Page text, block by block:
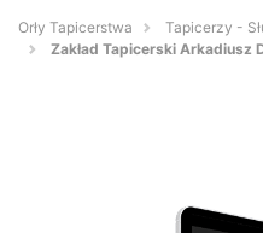
Orły Tapicerstwa
Tapicerzy -
Zakład Tapicerski Arkadiusz